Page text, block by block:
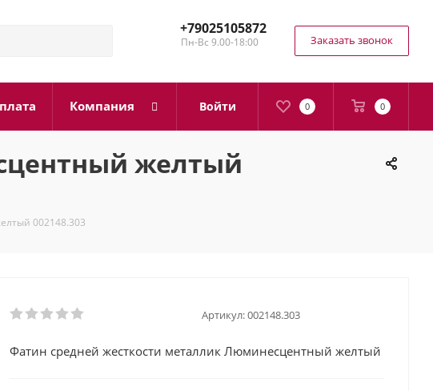
+79025105872
Пн-Вс 9.00-18:00 Заказать звонок
0 0
Войти
Компания
желтый
002148.303
Артикул:002148.303
Фатин средней жесткости металлик Люминесцентный желтый